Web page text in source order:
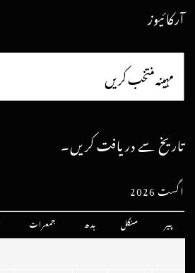
آرکائیوز
تاریخ سے دریافت کریں۔
اگست 2026
پیر منگل بدھ جمعرات